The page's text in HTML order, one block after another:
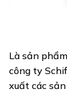
Là sản
công ty
xuất các